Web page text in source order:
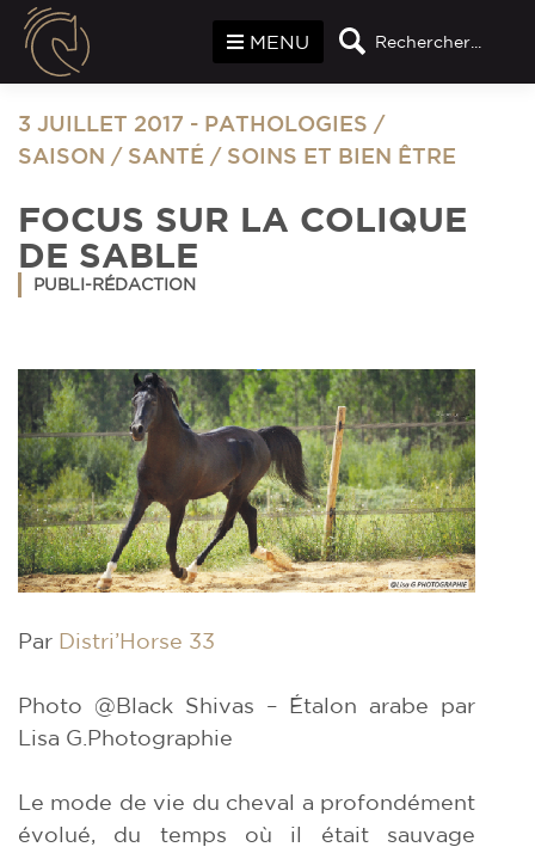
Rechercher...
MENU
3 JUILLET 2017 - PATHOLOGIES /
SAISON / SANTÉ / SOINS ET BIEN ÊTRE
FOCUS SUR LA COLIQUE
DE SABLE
PUBLI-RÉDACTION
Par Distri’Horse 33
Photo @Black Shivas – Étalon arabe par
Lisa G.Photographie
Le mode de vie du cheval a profondément
évolué, du temps où il était sauvage
Panneau de gestion des cookies